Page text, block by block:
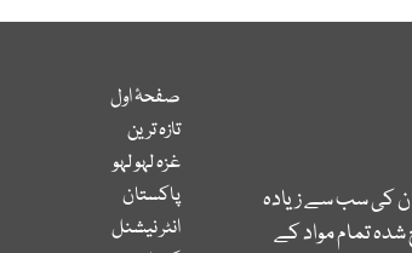
کی سب سے زیادہ
تمام مواد کے
صفحۂ اول
تازہ ترین
غزہ لہو لہو
پاکستان
انٹر نیشنل